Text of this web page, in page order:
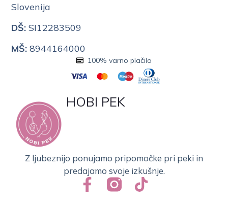
Slovenija
DŠ: SI12283509
MŠ: 8944164000
HOBI PEK
Z ljubeznijo ponujamo pripomočke pri peki in
predajamo svoje izkušnje.
100% varno plačilo